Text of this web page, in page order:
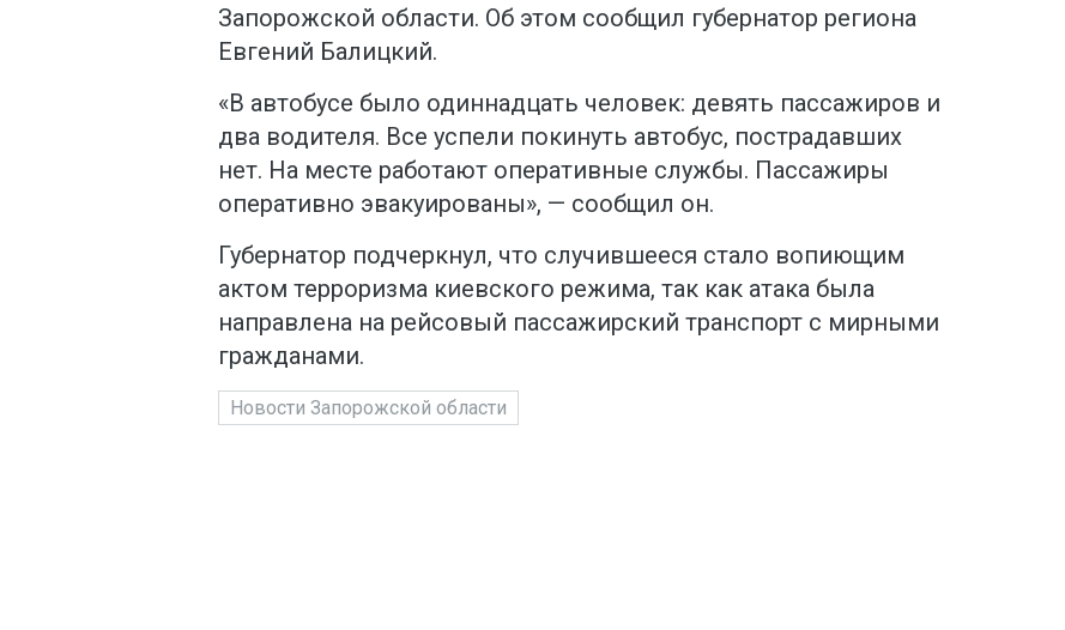
Запорожской области. Об этом сообщил губернатор региона
Евгений Балицкий.
«В автобусе было одиннадцать человек: девять пассажиров и
два водителя. Все успели покинуть автобус, пострадавших
нет. На месте работают оперативные службы. Пассажиры
оперативно эвакуированы», — сообщил он.
Губернатор подчеркнул, что случившееся стало вопиющим
актом терроризма киевского режима, так как атака была
направлена на рейсовый пассажирский транспорт с мирными
гражданами.
Новости Запорожской области